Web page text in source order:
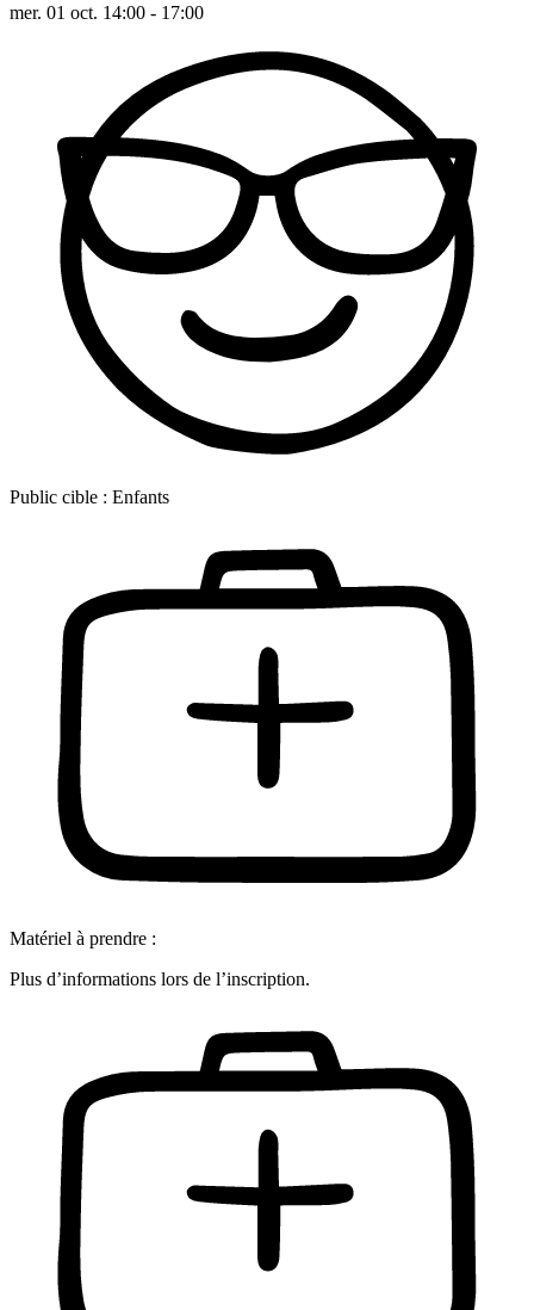
mer. 01 oct. 14:00 - 17:00
Public cible : Enfants
Matériel à prendre :
Plus d’informations lors de l’inscription.